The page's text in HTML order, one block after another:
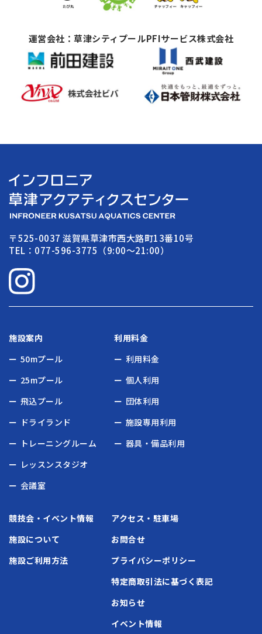
運営会社：草津シティプールPFIサービス株式会社
〒525-0037 滋賀県草津市西大路町13番10号
TEL：077-596-3775（9:00〜21:00）
施設案内
50mプール
25mプール
飛込プール
ドライランド
トレーニングルーム
レッスンスタジオ
会議室
利用料金
利用料金
個人利用
団体利用
施設専用利用
器具・備品利用
競技会・イベント情報
施設について
施設ご利用方法
アクセス・駐車場
お問合せ
プライバシーポリシー
特定商取引法に基づく表記
お知らせ
イベント情報